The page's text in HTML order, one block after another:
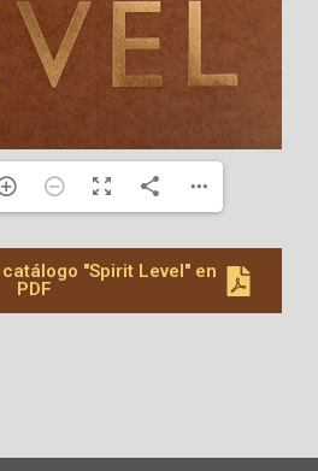
"Spirit Level" en
PDF